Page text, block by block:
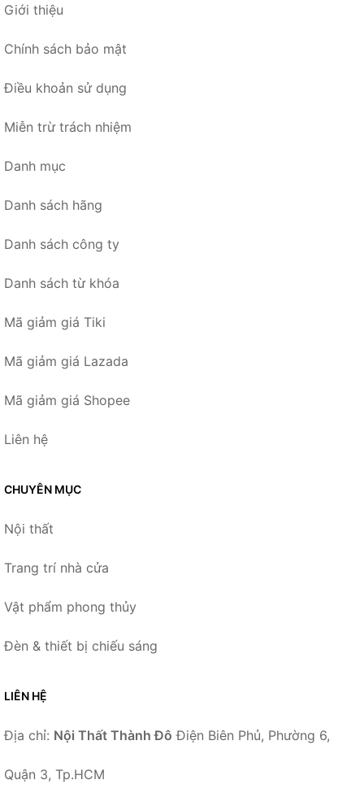
Giới thiệu
Chính sách bảo mật
Điều khoản sử dụng
Miễn trừ trách nhiệm
Danh mục
Danh sách hãng
Danh sách công ty
Danh sách từ khóa
Mã giảm giá Tiki
Mã giảm giá Lazada
Mã giảm giá Shopee
Liên hệ
CHUYÊN MỤC
Nội thất
Trang trí nhà cửa
Vật phẩm phong thủy
Đèn & thiết bị chiếu sáng
LIÊN HỆ
Địa chỉ: Nội Thất Thành Đô Điện Biên Phủ, Phường 6,
Quận 3, Tp.HCM